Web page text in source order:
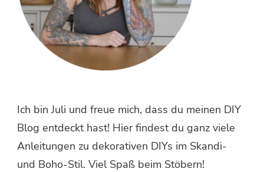
Ich bin Juli und freue mich, dass du meinen DIY
Blog entdeckt hast! Hier findest du ganz viele
Anleitungen zu dekorativen DIYs im Skandi-
und Boho-Stil. Viel Spaß beim Stöbern!